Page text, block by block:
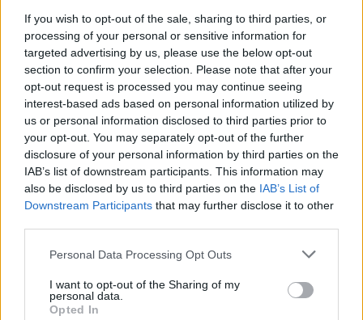
If you wish to opt-out of the sale, sharing to third parties, or
processing of your personal or sensitive information for
targeted advertising by us, please use the below opt-out
section to confirm your selection. Please note that after your
opt-out request is processed you may continue seeing
interest-based ads based on personal information utilized by
us or personal information disclosed to third parties prior to
your opt-out. You may separately opt-out of the further
disclosure of your personal information by third parties on the
IAB’s list of downstream participants. This information may
also be disclosed by us to third parties on the IAB’s List of
Downstream Participants that may further disclose it to other
Please note that this website/app uses one or more Google
not limited to your visit or usage behaviour. You may click to
grant or deny consent to Google and its third-party tags to
Personal Data Processing Opt Outs
I want to opt-out of the Sharing of my
personal data.
Opted In
Ez is a többrétegűségre utal. Valójában három szint
szólal meg a történetben. Van a csaknem valóságos
közeg, a 30-as évek Moszkvája. Ebbe hasít bele egy
irracionális, metafizikus réteg, amely már-már
horrorisztikus és megmagyarázhatatlan. A
harmadik rétegben a főszereplő, a Mester regénye
ölt testet. Néhány színész több szerepet is játszik:
egy hiányosságot próbáltam ezzel erénnyé
kovácsolni. Nyilván nincs hatvan színészünk, aki a
alakváltozásai lehetnek.